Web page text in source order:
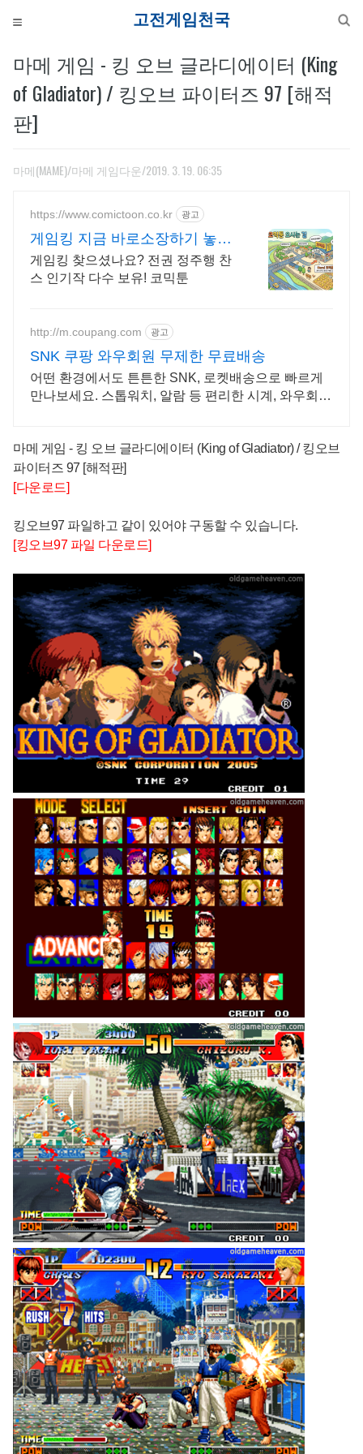
마메 게임 - 킹 오브 글라디에이터 (King
of Gladiator) / 킹오브 파이터즈 97 [해적
판]
마메(MAME)/마메 게임다운/2019. 3. 19. 06:35
https://www.comictoon.co.kr 광고
게임킹 지금 바로소장하기 놓치
면 품절 판타지 전권세트
게임킹 찾으셨나요? 전권 정주행 찬
스 인기작 다수 보유! 코믹툰
http://m.coupang.com 광고
SNK 쿠팡 와우회원 무제한 무료배송
어떤 환경에서도 튼튼한 SNK, 로켓배송으로 빠르게
만나보세요. 스톱워치, 알람 등 편리한 시계, 와우회원
마메 게임 - 킹 오브 글라디에이터 (King of Gladiator) / 킹오브
파이터즈 97 [해적판]
[다운로드]
킹오브97 파일하고 같이 있어야 구동할 수 있습니다.
[킹오브97 파일 다운로드]